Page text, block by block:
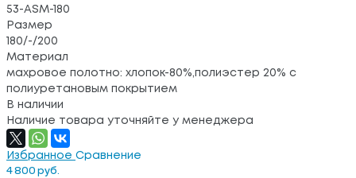
53-ASM-180
Размер
180/-/200
Материал
махровое полотно: хлопок-80%,полиэстер 20% с
полиуретановым покрытием
В наличии
Наличие товара уточняйте у менеджера
Избранное Сравнение
4 800 руб.